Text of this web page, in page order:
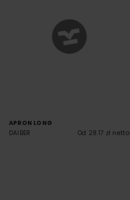
APRON LONG
DAIBER
Od 28.17 zł netto